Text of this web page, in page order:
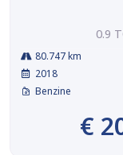
0.9
80.747 km
2018
Benzine
€